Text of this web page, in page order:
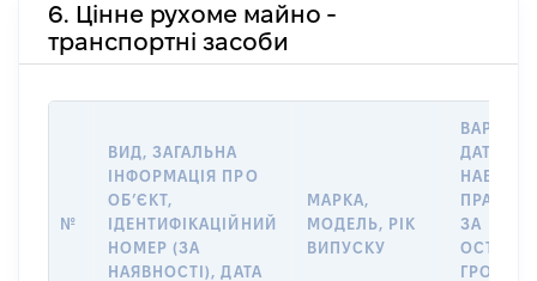
6. Цінне рухоме майно -
транспортні засоби
№
ВИД, ЗАГАЛЬНА
ІНФОРМАЦІЯ ПРО
ОБʼЄКТ,
ІДЕНТИФІКАЦІЙНИЙ
НОМЕР (ЗА
НАЯВНОСТІ), ДАТА
МАРКА,
МОДЕЛЬ, РІК
ВИПУСКУ
ДАТУ
НАБУТТЯ
ПРАВА
ЗА